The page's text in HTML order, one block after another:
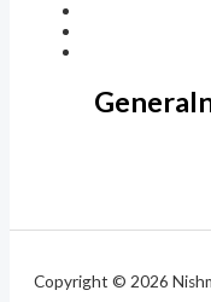
Copyright © 2026